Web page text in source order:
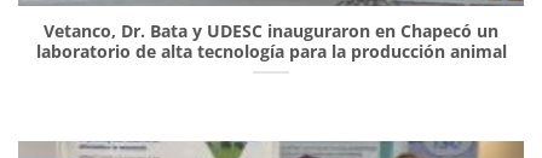
Vetanco, Dr. Bata y UDESC inauguraron en Chapecó un
laboratorio de alta tecnología para la producción animal